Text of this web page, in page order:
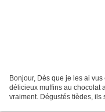
Bonjour, Dès que je les ai
délicieux muffins au chocolat
vraiment. Dégustés tièdes, ils